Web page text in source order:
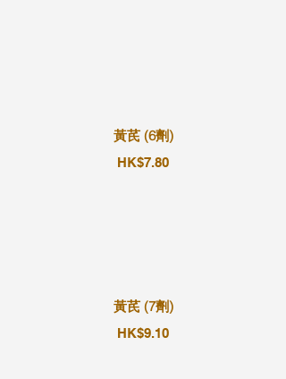
黃芪 (6劑)
HK$7.80
黃芪 (7劑)
HK$9.10